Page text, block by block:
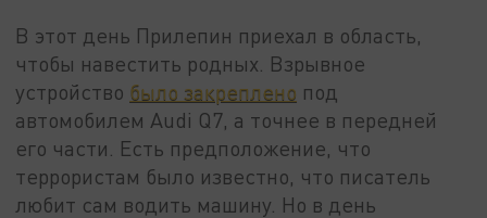
В этот день Прилепин приехал в область,
чтобы навестить родных. Взрывное
устройство было закреплено под
автомобилем Audi Q7, а точнее в передней
его части. Есть предположение, что
террористам было известно, что писатель
любит сам водить машину. Но в день